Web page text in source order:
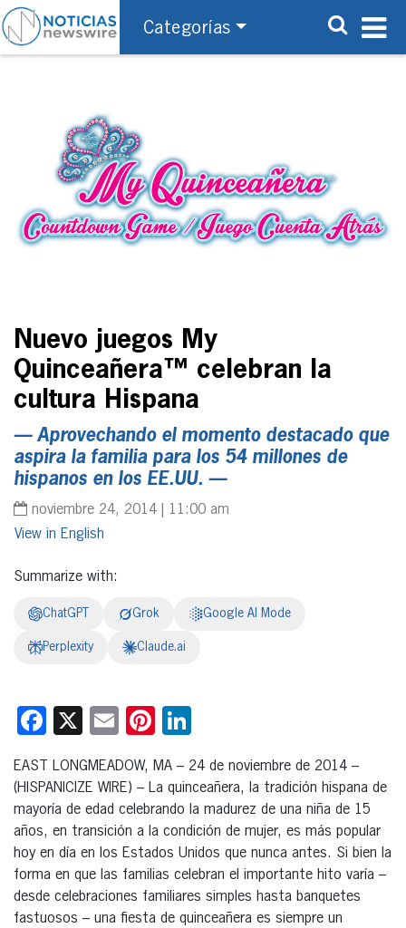
Categorías
Nuevo juegos My
Quinceañera™ celebran la
cultura Hispana
— Aprovechando el momento destacado que
aspira la familia para los 54 millones de
hispanos en los EE.UU. —
noviembre 24, 2014 | 11:00 am
English
Summarize with:
ChatGPT Grok Google AI Mode
Perplexity Claude.ai
Facebook
X EmailPinterest
EAST LONGMEADOW, MA – 24 de noviembre de 2014 –
(HISPANICIZE WIRE) – La quinceañera, la tradición hispana de
mayoría de edad celebrando la madurez de una niña de 15
años, en transición a la condición de mujer, es más popular
hoy en día en los Estados Unidos que nunca antes. Si bien la
forma en que las familias celebran el importante hito varía –
desde celebraciones familiares simples hasta banquetes
fastuosos – una fiesta de quinceañera es siempre un